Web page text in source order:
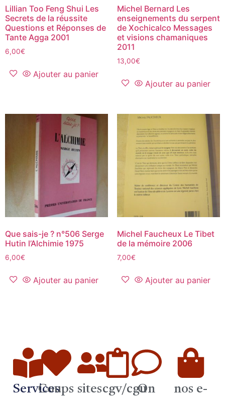
Lillian Too Feng Shui Les
Secrets de la réussite
Questions et Réponses de
Tante Agga 2001
6,00€
Ajouter au panier
Michel Bernard Les
enseignements du serpent
de Xochicalco Messages
et visions chamaniques
2011
13,00€
Ajouter au panier
Que sais-je ? n°506 Serge
Hutin l’Alchimie 1975
6,00€
Ajouter au panier
Michel Faucheux Le Tibet
de la mémoire 2006
7,00€
Ajouter au panier
Services
Coups sitescgv/cguOn
nos e-